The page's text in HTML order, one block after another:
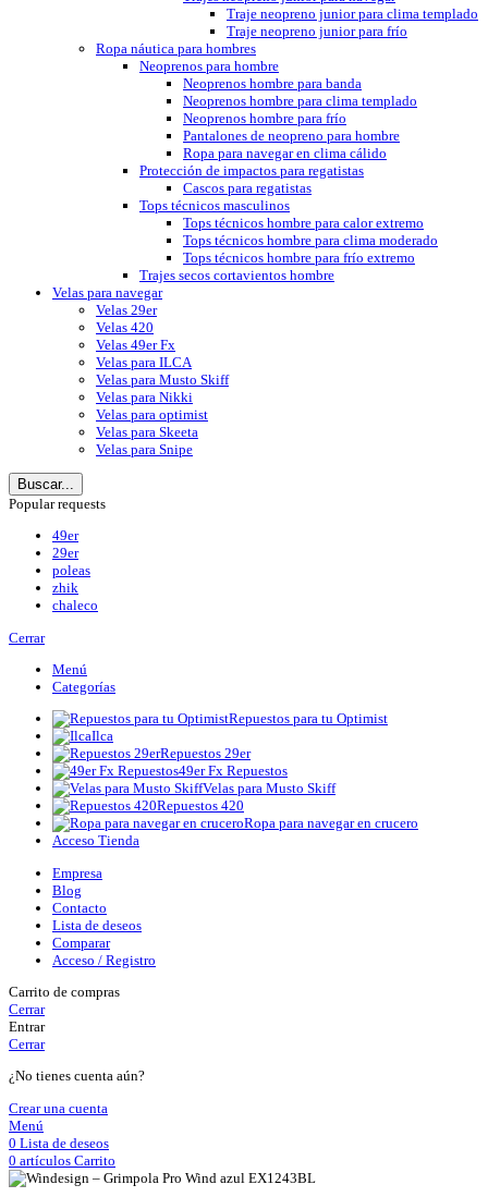
Traje neopreno junior para clima templado
Traje neopreno junior para frío
Ropa náutica para hombres
Neoprenos para hombre
Neoprenos hombre para banda
Neoprenos hombre para clima templado
Neoprenos hombre para frío
Pantalones de neopreno para hombre
Ropa para navegar en clima cálido
Protección de impactos para regatistas
Cascos para regatistas
Tops técnicos masculinos
Tops técnicos hombre para calor extremo
Tops técnicos hombre para clima moderado
Tops técnicos hombre para frío extremo
Trajes secos cortavientos hombre
Velas para navegar
Velas 29er
Velas 420
Velas 49er Fx
Velas para ILCA
Velas para Musto Skiff
Velas para Nikki
Velas para optimist
Velas para Skeeta
Velas para Snipe
Buscar...
Popular requests
49er
29er
poleas
zhik
chaleco
Cerrar
Menú
Categorías
Repuestos para tu Optimist
Ilca
Repuestos 29er
49er Fx Repuestos
Velas para Musto Skiff
Repuestos 420
Ropa para navegar en crucero
Acceso Tienda
Empresa
Blog
Contacto
Lista de deseos
Comparar
Acceso / Registro
Carrito de compras
Cerrar
Entrar
Cerrar
¿No tienes cuenta aún?
Crear una cuenta
Menú
0 Lista de deseos
0 artículos Carrito